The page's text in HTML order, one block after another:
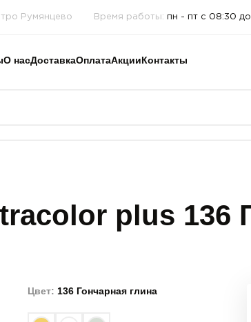
Румянцево Время работы: пн - пт с 08:30 до
О насДоставкаОплатаАкцииКонтакты
plus 136
Цвет: 136 Гончарная глина